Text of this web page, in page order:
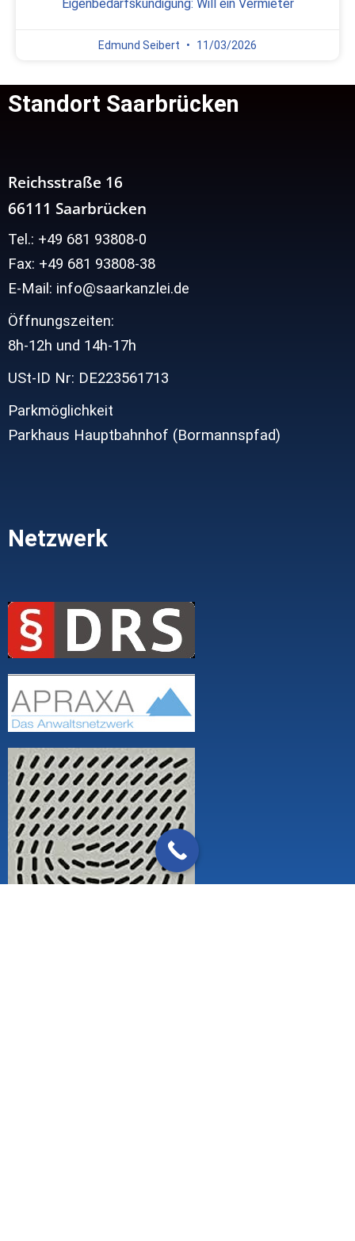
Eigenbedarfskündigung: Will ein Vermieter
Edmund Seibert 11/03/2026
Standort Saarbrücken
Reichsstraße 16
66111 Saarbrücken
Tel.: +49 681 93808-0
Fax: +49 681 93808-38
E-Mail: info@saarkanzlei.de
Öffnungszeiten:
8h-12h und 14h-17h
USt-ID Nr: DE223561713
Parkmöglichkeit
Parkhaus Hauptbahnhof (Bormannspfad)
Netzwerk